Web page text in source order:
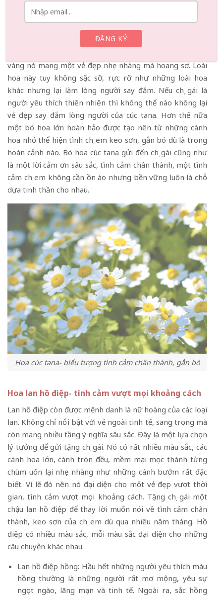
Hoa cúc tana- biểu tượng tình cảm chân thành,
gắn bó
Cúc tana là một loại hoa nhỏ nhánh xinh xắn, được tạo
vàng nó mang một vẻ đẹp nhẹ nhàng mà hoang sơ. Loài
hoa này tuy không sặc sỡ, rực rỡ như những loài hoa
khác nhưng lại làm lòng người say đắm. Nếu chị gái là
người yêu thích thiên nhiên thì không thể nào không lại
vẻ đẹp say đắm lòng người của cúc tana. Hơn thế nữa
một bó hoa lớn hoàn hảo được tạo nên từ những cành
hoa nhỏ thể hiện tình chị em keo sơn, gắn bó dù là trong
hoàn cảnh nào. Bó hoa cúc tana gửi đến chị gái cũng như
là một lời cảm ơn sâu sắc, tình cảm chân thành, một tình
cảm chị em không cần ồn ào nhưng bền vững luôn là chỗ
dựa tinh thần cho nhau.
Hoa cúc tana- biểu tượng tình cảm chân thành, gắn bó
Hoa lan hồ điệp- tình cảm vượt mọi khoảng cách
Lan hồ điệp còn được mệnh danh là nữ hoàng của các loại
lan. Không chỉ nổi bật với vẻ ngoài tinh tế, sang trọng mà
còn mang nhiều tầng ý nghĩa sâu sắc. Đây là một lựa chọn
lý tưởng để gửi tặng chị gái. Nó có rất nhiều màu sắc, các
cánh hoa lớn, cánh tròn đều, mềm mại mọc thành từng
chùm uốn lại nhẹ nhàng như những cánh bướm rất đặc
biết. Vì lẽ đó nên nó đại diện cho một vẻ đẹp vượt thời
gian, tình cảm vượt mọi khoảng cách. Tặng chị gái một
chậu lan hồ điệp để thay lời muốn nói về tình cảm chân
thành, keo sơn của chị em dù qua nhiêu năm tháng. Hồ
điệp có nhiều màu sắc, mỗi màu sắc đại diện cho những
câu chuyện khác nhau.
Lan hồ điệp hồng: Hầu hết những người yêu thích màu
hồng thường là những người rất mơ mộng, yêu sự
ngọt ngào, lãng mạn và tinh tế. Ngoài ra, sắc hồng